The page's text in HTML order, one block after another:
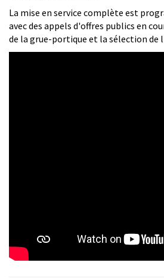
La mise en service complète est
avec des appels d'offres publics en
de la grue-portique et la sélection